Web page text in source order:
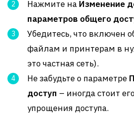
Нажмите на Изменение
параметров общего
Убедитесь, что включен
файлам и принтерам в
это частная сеть).
Не забудьте о параметре
доступ – иногда стоит
упрощения доступа.